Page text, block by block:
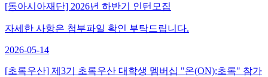
[동아시아재단] 2026년 하반기 인턴모집
자세한 사항은 첨부파일 확인 부탁드립니다.
2026-05-14
[초록우산] 제3기 초록우산 대학생 멤버십 "온(ON):초록" 참가